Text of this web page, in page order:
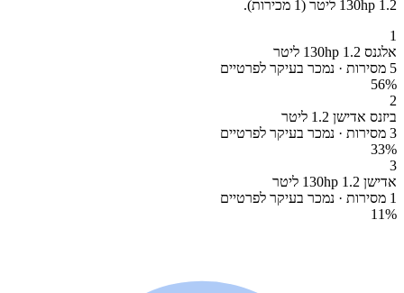
130hp 1.2 ליטר (1 מכירות).
1
אלגנס 130hp 1.2 ליטר
5 מסירות · נמכר בעיקר לפרטיים
56%
2
ביזנס אדישן 1.2 ליטר
3 מסירות · נמכר בעיקר לפרטיים
33%
3
אדישן 130hp 1.2 ליטר
1 מסירות · נמכר בעיקר לפרטיים
11%